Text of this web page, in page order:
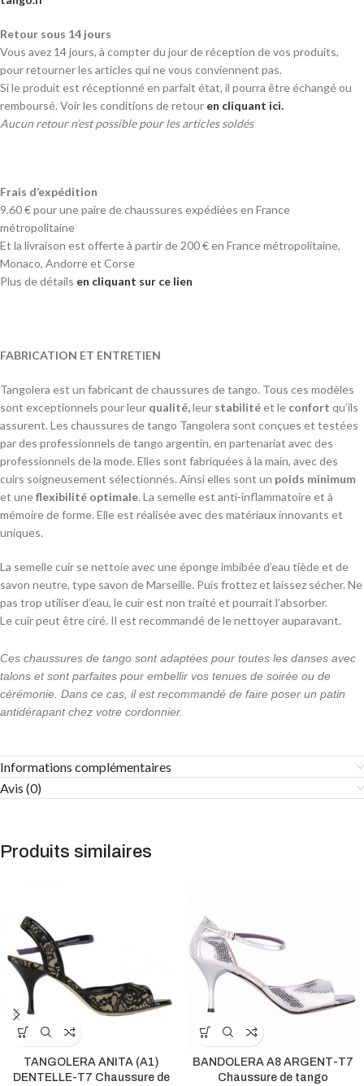
Retour sous 14 jours
Vous avez 14 jours, à compter du jour de réception de vos produits,
pour retourner les articles qui ne vous conviennent pas.
Si le produit est réceptionné en parfait état, il pourra être échangé ou
remboursé. Voir les conditions de retour en cliquant ici.
Aucun retour n’est possible pour les articles soldés
Frais d’expédition
9.60 € pour une paire de chaussures expédiées en France
métropolitaine
Et la livraison est offerte à partir de 200 € en France métropolitaine,
Monaco, Andorre et Corse
Plus de détails en cliquant sur ce lien
FABRICATION ET ENTRETIEN
Tangolera est un fabricant de chaussures de tango. Tous ces modèles
sont exceptionnels pour leur qualité,leur stabilitéet le confort qu’ils
assurent. Les chaussures de tango Tangolera sont conçues et testées
par des professionnels de tango argentin, en partenariat avec des
professionnels de la mode. Elles sont fabriquées à la main, avec des
cuirs soigneusement sélectionnés. Ainsi elles sont un poids minimum
et uneflexibilité optimale. La semelle est anti-inflammatoire et à
mémoire de forme. Elle est réalisée avec des matériaux innovants et
uniques.
La semelle cuir se nettoie avec une éponge imbibée d’eau tiède et de
savon neutre, type savon de Marseille. Puis frottez et laissez sécher. Ne
pas trop utiliser d’eau, le cuir est non traité et pourrait l’absorber.
Le cuir peut être ciré. Il est recommandé de le nettoyer auparavant.
Ces chaussures de tango sont adaptées pour toutes les danses avec
talons et sont parfaites pour embellir vos tenues de soirée ou de
cérémonie. Dans ce cas, il est recommandé de faire poser un patin
antidérapant chez votre cordonnier.
Informations complémentaires
Avis (0)
Produits similaires
TANGOLERA ANITA (A1)
DENTELLE-T7 Chaussure de
BANDOLERA A8 ARGENT-T7
Chaussure de tango